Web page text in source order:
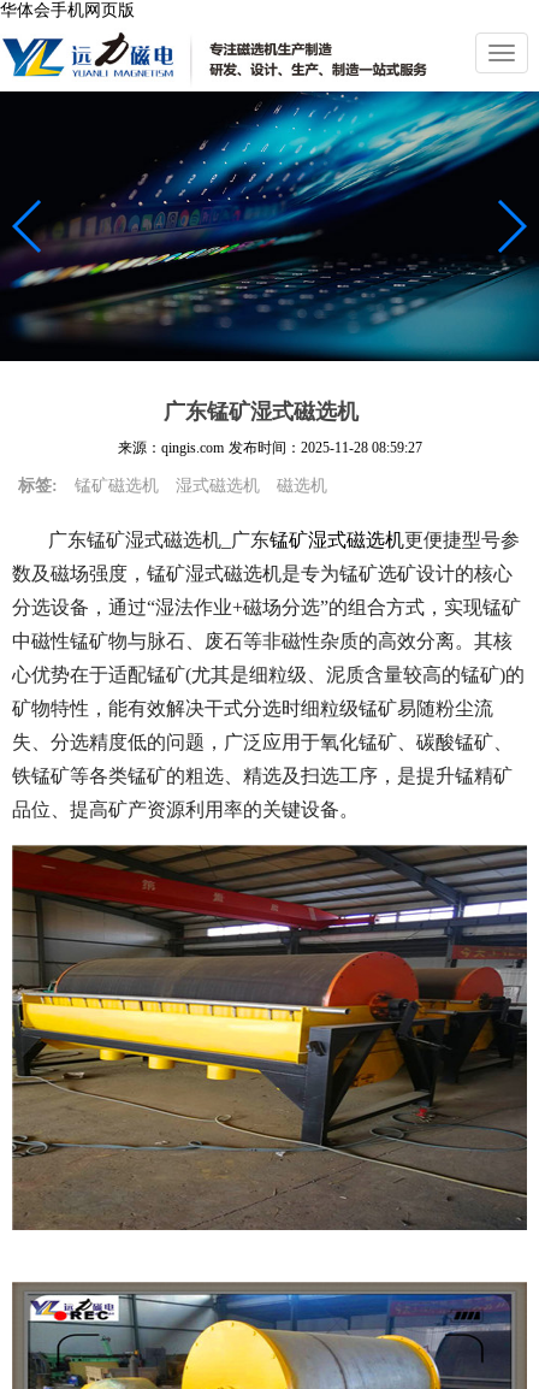
华体会手机网页版
切
换
导
航
广东锰矿湿式磁选机
来源：qingis.com 发布时间： 2025-11-28 08:59:27
标签: 锰矿磁选机 湿式磁选机 磁选机
广东锰矿湿式磁选机_广东锰矿湿式磁选机更便捷型号参
数及磁场强度，锰矿湿式磁选机是专为锰矿选矿设计的核心
分选设备，通过“湿法作业+磁场分选”的组合方式，实现锰矿
中磁性锰矿物与脉石、废石等非磁性杂质的高效分离。其核
心优势在于适配锰矿(尤其是细粒级、泥质含量较高的锰矿)的
矿物特性，能有效解决干式分选时细粒级锰矿易随粉尘流
失、分选精度低的问题，广泛应用于氧化锰矿、碳酸锰矿、
铁锰矿等各类锰矿的粗选、精选及扫选工序，是提升锰精矿
品位、提高矿产资源利用率的关键设备。